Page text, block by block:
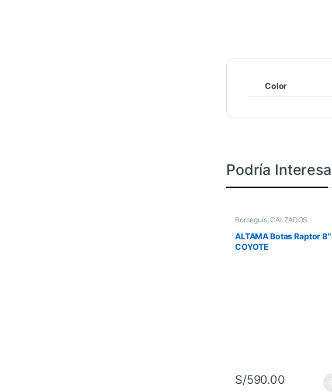
Color
Podría
Borceguís,CALZADOS
ALTAMA Botas Raptor 8″
COYOTE
S/590.00
Este producto tiene